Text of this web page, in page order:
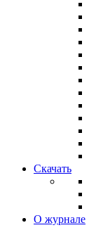
Скачать
О журнале